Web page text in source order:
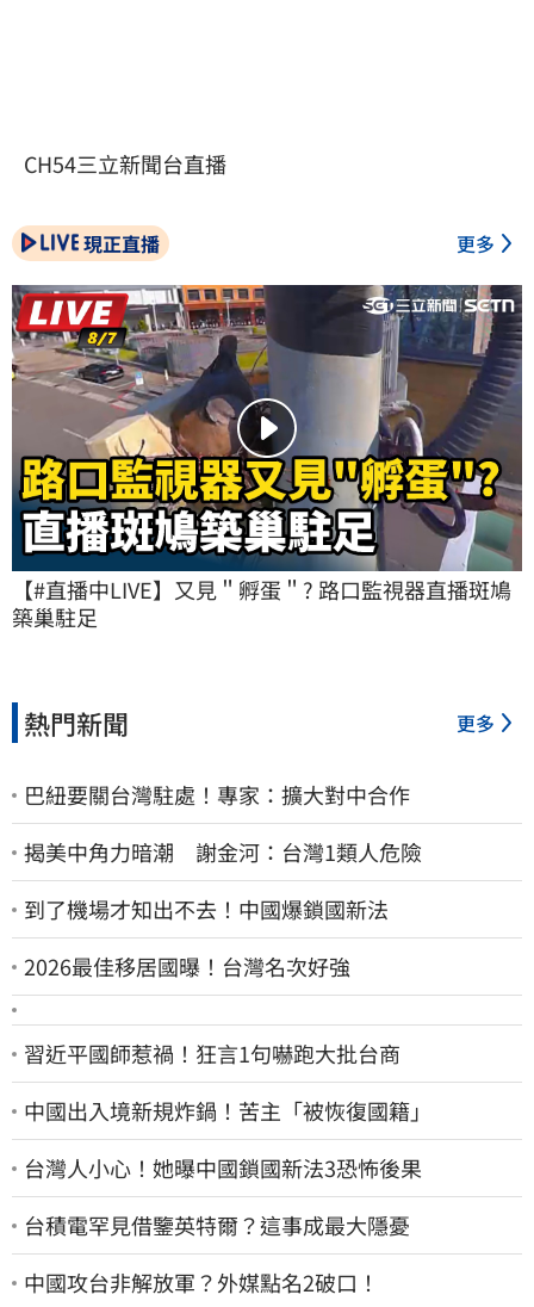
CH54三立新聞台直播
現正直播 更多
【#直播中LIVE】又見＂孵蛋＂? 路口監視器直播斑鳩
築巢駐足
熱門新聞 更多
巴紐要關台灣駐處！專家：擴大對中合作
揭美中角力暗潮 謝金河：台灣1類人危險
到了機場才知出不去！中國爆鎖國新法
2026最佳移居國曝！台灣名次好強
習近平國師惹禍！狂言1句嚇跑大批台商
中國出入境新規炸鍋！苦主「被恢復國籍」
台灣人小心！她曝中國鎖國新法3恐怖後果
台積電罕見借鑒英特爾？這事成最大隱憂
中國攻台非解放軍？外媒點名2破口！